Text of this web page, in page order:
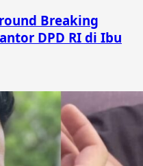
Breaking
DPD RI di Ibu